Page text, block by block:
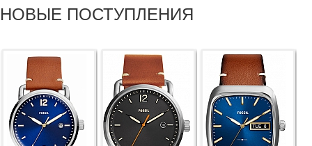
НОВЫЕ ПОСТУПЛЕНИЯ